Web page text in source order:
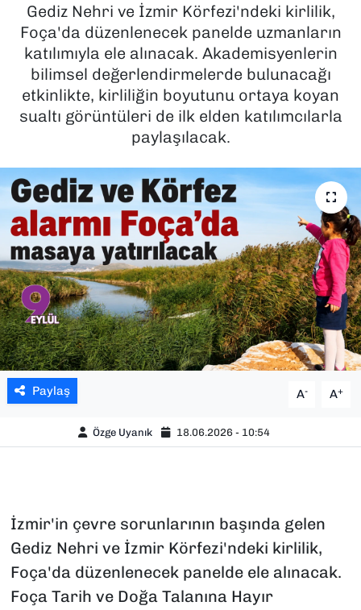
Gediz Nehri ve İzmir Körfezi'ndeki kirlilik,
Foça'da düzenlenecek panelde uzmanların
katılımıyla ele alınacak. Akademisyenlerin
bilimsel değerlendirmelerde bulunacağı
etkinlikte, kirliliğin boyutunu ortaya koyan
sualtı görüntüleri de ilk elden katılımcılarla
paylaşılacak.
Paylaş A- A+
Özge Uyanık 18.06.2026 - 10:54
İzmir'in çevre sorunlarının başında gelen
Gediz Nehri ve İzmir Körfezi'ndeki kirlilik,
Foça'da düzenlenecek panelde ele alınacak.
Foça Tarih ve Doğa Talanına Hayır
MAGAZİN
POLİTİKA
SAĞLIK
TEKNOLOJİ
YAŞAM
YEREL YÖNETİMLER
Haber Arşivi